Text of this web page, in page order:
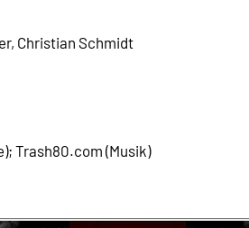
Christian Schmidt
Trash80.com (Musik)